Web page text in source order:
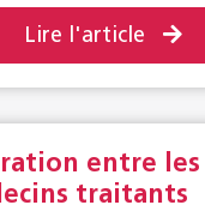
Lire l'article
entre
traitants